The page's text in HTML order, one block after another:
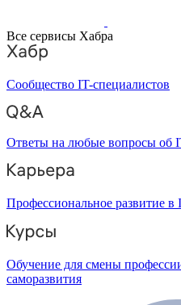
Все сервисы Хабра
Сообщество IT-специалистов
Ответы на любые вопросы об
Профессиональное развитие в
Обучение для смены
саморазвития